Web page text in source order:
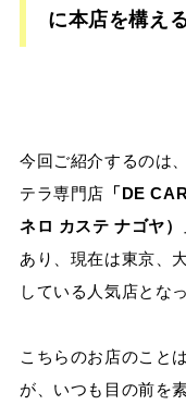
に本店を構え
今回ご紹介するのは
テラ専門店 「DE
ネロ カステ ナゴヤ）
あり、現在は東京、
している人気店とな
こちらのお店のこと
が、いつも目の前を